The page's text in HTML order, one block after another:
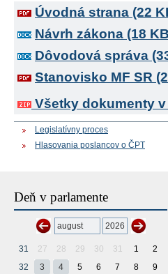
Úvodná strana (22
Návrh zákona (18
Dôvodová správa
Stanovisko MF SR
Všetky dokumenty v
Legislatívny proces
Hlasovania poslancov o ČPT
Deň v parlamente
31 27 28 29 30 31 1
2
32
3 4 5 6 7 8
9